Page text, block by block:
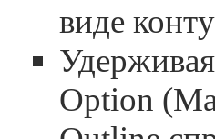
виде
Option